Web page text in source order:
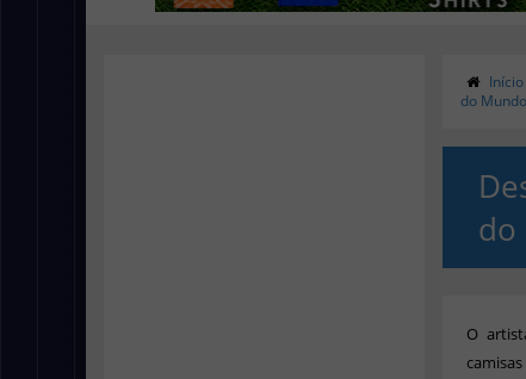
Início
do
do
O
camisas